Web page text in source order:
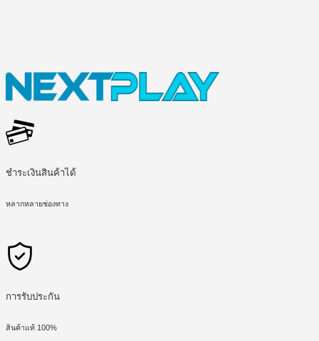
ชำระเงินสินค้าได้
หลากหลายช่องทาง
การรับประกัน
สินค้าแท้ 100%